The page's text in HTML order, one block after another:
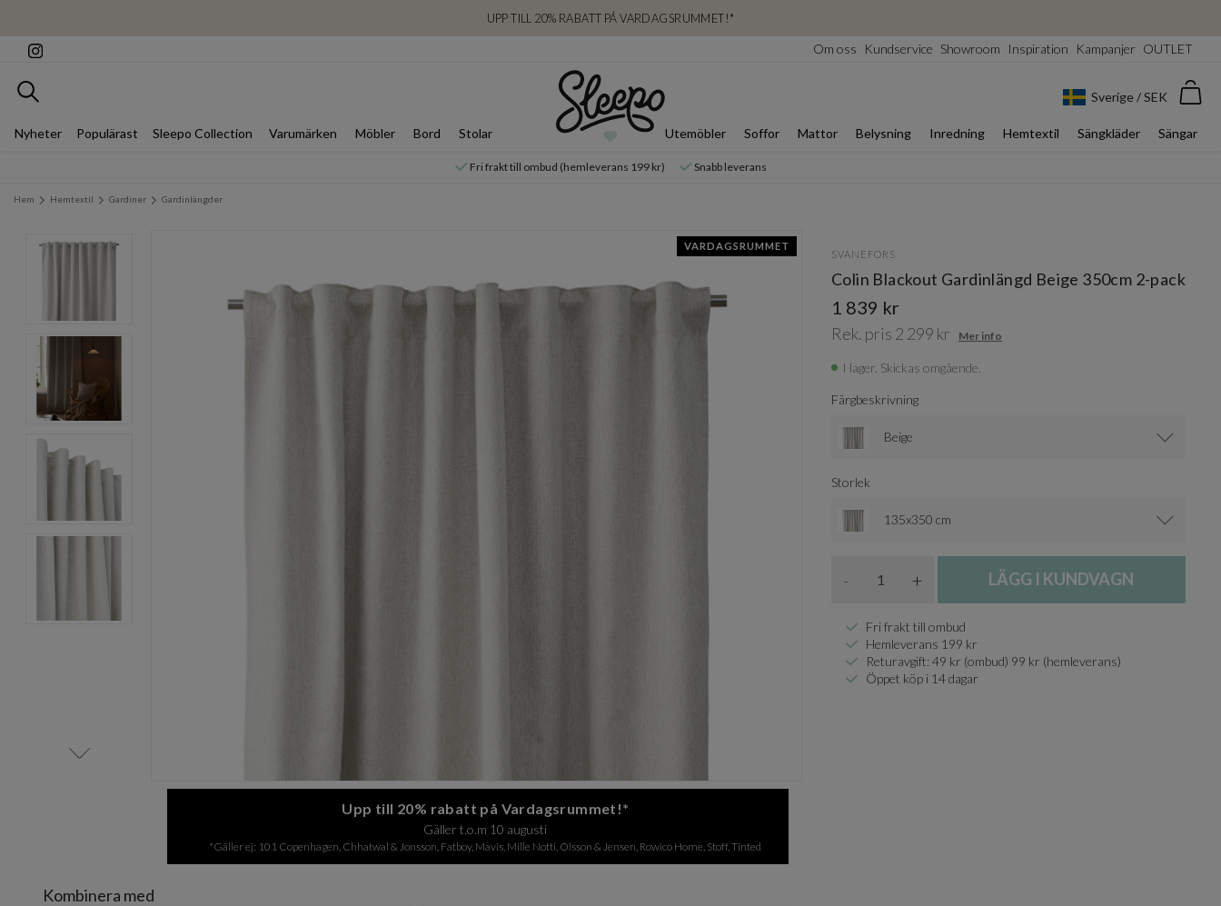
UPP TILL 20% RABATT PÅ VARDAGSRUMMET!*
Om oss Kundservice Showroom Inspiration Kampanjer OUTLET
Sök Sverige / SEK
Nyheter Populärast Sleepo Collection Varumärken Möbler Bord Stolar Utemöbler Soffor Mattor Belysning Inredning Hemtextil Sängkläder Sängar
Fri frakt till ombud (hemleverans 199 kr) Snabb leverans
Hem Hemtextil Gardiner Gardinlängder
Item
Item
VARDAGSRUMMET
Upp till 20% rabatt på Vardagsrummet!*
Gäller t.o.m 10 augusti
*Gäller ej: 101 Copenhagen, Chhatwal & Jonsson, Fatboy, Mavis, Mille Notti, Olsson & Jensen, Rowico Home, Stoff, Tinted
SVANEFORS
Colin Blackout Gardinlängd Beige 350cm 2-pack
1 839 kr
Rek. pris 2 299 kr Mer info
I lager. Skickas omgående.
Färgbeskrivning
Beige
Storlek
135x350 cm
- + LÄGG I KUNDVAGN
Fri frakt till ombud
Hemleverans 199 kr
Returavgift: 49 kr (ombud) 99 kr (hemleverans)
Öppet köp i 14 dagar
Kombinera med